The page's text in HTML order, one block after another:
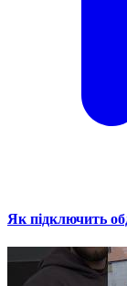
Як підключить